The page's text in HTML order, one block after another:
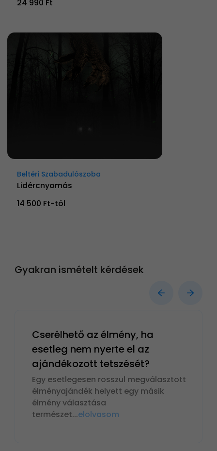
24 990 Ft
Beltéri Szabadulószoba
Lidércnyomás
14 500 Ft-tól
Gyakran ismételt kérdések
Cserélhető az élmény, ha
esetleg nem nyerte el az
ajándékozott tetszését?
Egy esetlegesen rosszul megválasztott
élményajándék helyett egy másik
élmény választása
természet...elolvasom